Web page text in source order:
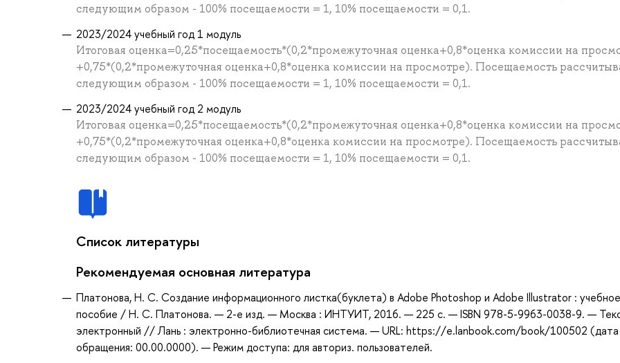
следующим образом - 100% посещаемости = 1, 10% посещаемости = 0,1.
2023/2024 учебный год 1 модуль
Итоговая оценка=0,25*посещаемость*(0,2*промежуточная оценка+0,8*оценка комиссии на
+0,75*(0,2*промежуточная оценка+0,8*оценка комиссии на просмотре). Посещаемость
следующим образом - 100% посещаемости = 1, 10% посещаемости = 0,1.
2023/2024 учебный год 2 модуль
Итоговая оценка=0,25*посещаемость*(0,2*промежуточная оценка+0,8*оценка комиссии на
+0,75*(0,2*промежуточная оценка+0,8*оценка комиссии на просмотре). Посещаемость
следующим образом - 100% посещаемости = 1, 10% посещаемости = 0,1.
Список литературы
Рекомендуемая основная литература
Платонова, Н. С. Создание информационного листка(буклета) в Adobe Photoshop и Adobe Illustrator : учебное
пособие / Н. С. Платонова. — 2-е изд. — Москва : ИНТУИТ, 2016. — 225 с. — ISBN 978-5-9963-0038-9. —
электронный // Лань : электронно-библиотечная система. — URL: https://e.lanbook.com/book/100502 (дата
обращения: 00.00.0000). — Режим доступа: для авториз. пользователей.